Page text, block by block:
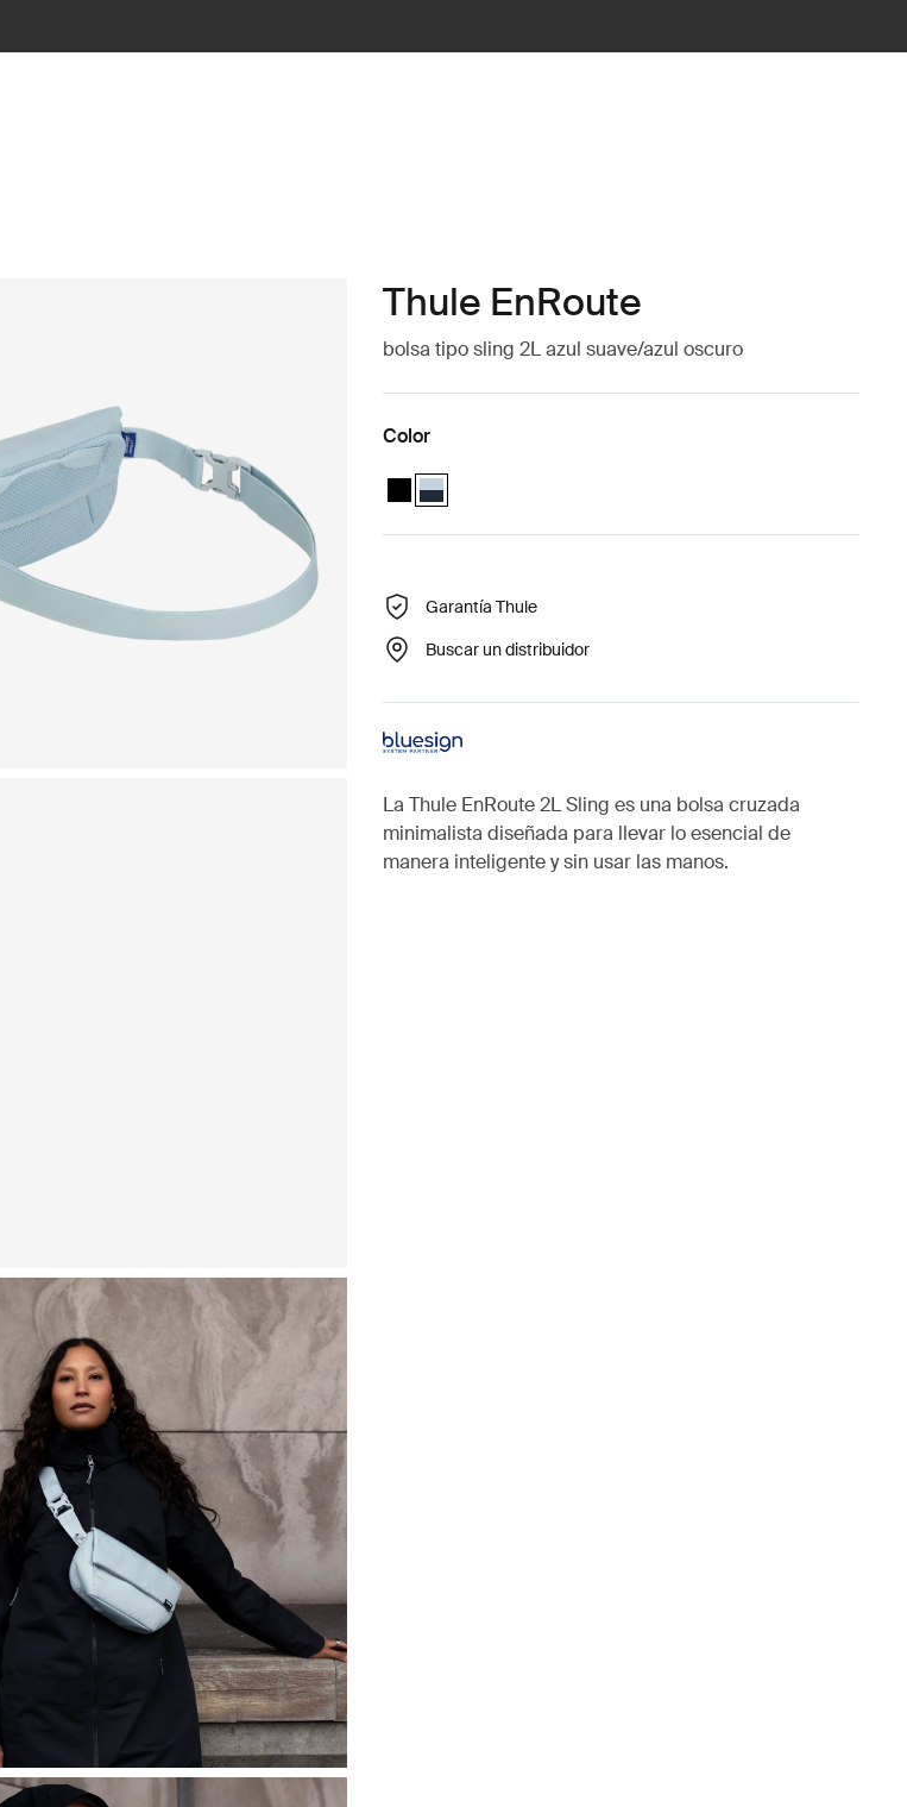
Thule EnRoute
bolsa tipo sling 2L azul suave/azul oscuro
Color
Thule EnRoute sling bag 2L Negro
Thule EnRoute sling bag 2L Azul suave/el azul más oscuro
Garantía Thule
Buscar un distribuidor
La Thule EnRoute 2L Sling es una bolsa cruzada
minimalista diseñada para llevar lo esencial de
manera inteligente y sin usar las manos.